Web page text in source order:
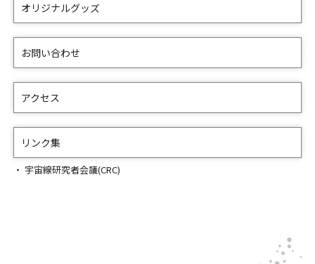
オリジナルグッズ
お問い合わせ
アクセス
リンク集
宇宙線研究者会議(CRC)